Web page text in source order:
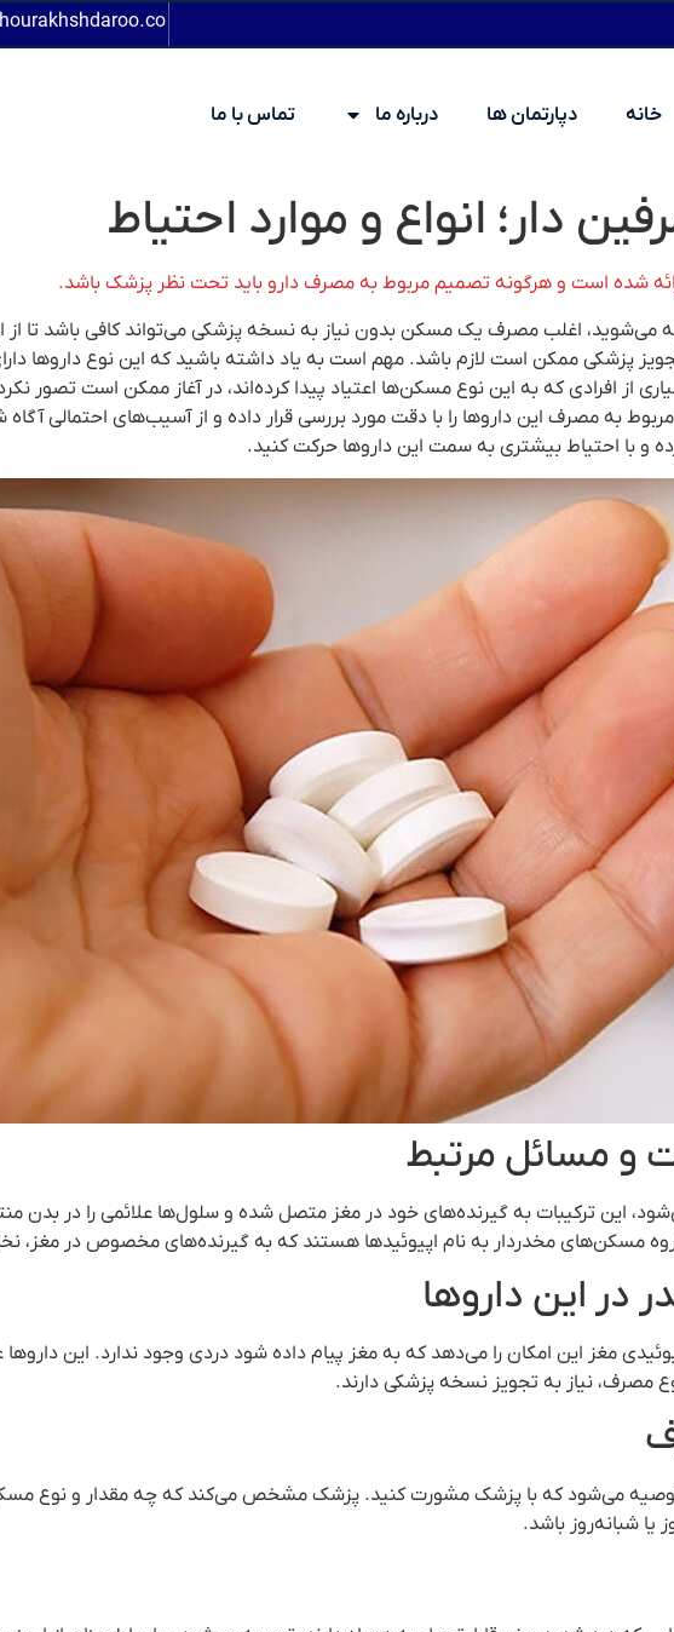
خانه دپارتمان ها درباره ما تماس با ما
دار؛ انواع و موارد احتیاط
شده است و هرگونه تصمیم مربوط به مصرف دارو باید تحت نظر پزشک باشد.
می‌شوید، اغلب مصرف یک مسکن بدون نیاز به نسخه پزشکی می‌تواند کافی باشد تا از
پزشکی ممکن است لازم باشد. مهم است به یاد داشته باشید که این نوع داروها
از افرادی که به این نوع مسکن‌ها اعتیاد پیدا کرده‌اند، در آغاز ممکن است تصور
به مصرف این داروها را با دقت مورد بررسی قرار داده و از آسیب‌های احتمالی آگاه
و با احتیاط بیشتری به سمت این داروها حرکت کنید.
و مسائل مرتبط
این ترکیبات به گیرنده‌های خود در مغز متصل شده و سلول‌ها علائمی را در بدن
مسکن‌های مخدردار به نام اپیوئیدها هستند که به گیرنده‌های مخصوص در مغز،
در این داروها
مغز این امکان را می‌دهد که به مغز پیام داده شود دردی وجود ندارد. این
مصرف، نیاز به تجویز نسخه پزشکی دارند.
می‌شود که با پزشک مشورت کنید. پزشک مشخص می‌کند که چه مقدار و نوع مسکن
شبانه‌روز باشد.